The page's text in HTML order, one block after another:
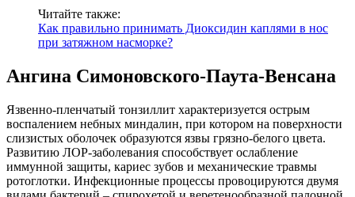
Читайте также:
Как правильно принимать Диоксидин каплями в нос
при затяжном насморке?
Ангина Симоновского-Паута-Венсана
Язвенно-пленчатый тонзиллит характеризуется острым
воспалением небных миндалин, при котором на поверхности
слизистых оболочек образуются язвы грязно-белого цвета.
Развитию ЛОР-заболевания способствует ослабление
иммунной защиты, кариес зубов и механические травмы
ротоглотки. Инфекционные процессы провоцируются двумя